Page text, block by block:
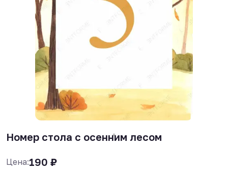
Номер стола с осенним лесом
Цена:190 ₽